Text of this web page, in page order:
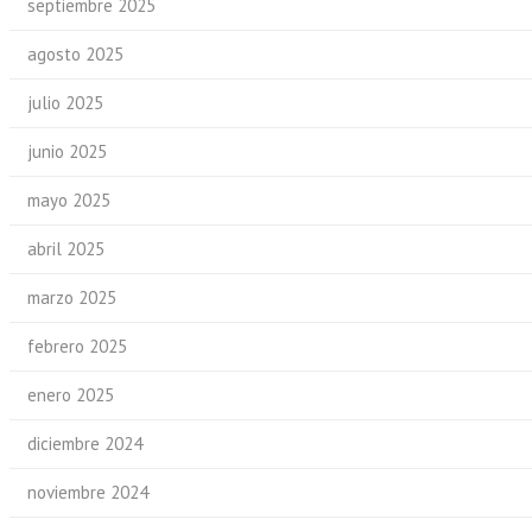
septiembre 2025
agosto 2025
julio 2025
junio 2025
mayo 2025
abril 2025
marzo 2025
febrero 2025
enero 2025
diciembre 2024
noviembre 2024